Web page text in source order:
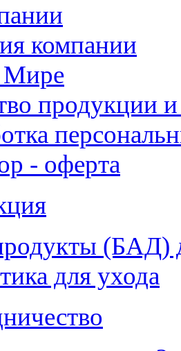
компании
Мире
продукции
- оферта
(БАД)
для ухода